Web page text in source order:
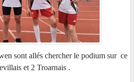
sont allés chercher le podium sur ce
et 2 Troarnais .